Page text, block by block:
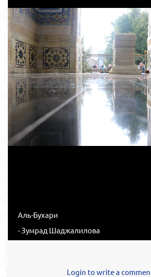
Аль-Бухари
- Зумрад Шаджалилова
Login to write a